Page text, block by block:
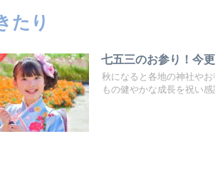
たり
七五三のお参り！今
秋になると各地の神社や
もの健やかな成長を祝い